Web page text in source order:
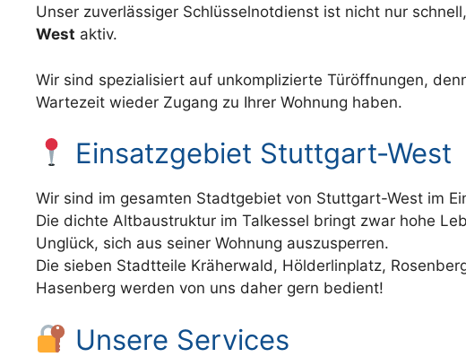
Unser zuverlässiger Schlüsselnotdienst ist nicht nur
West aktiv.
Wir sind spezialisiert auf unkomplizierte Türöffnungen,
Wartezeit wieder Zugang zu Ihrer Wohnung haben.
Einsatzgebiet Stuttgart-West
Wir sind im gesamten Stadtgebiet von Stuttgart-West im
Die dichte Altbaustruktur im Talkessel bringt zwar hohe
Unglück, sich aus seiner Wohnung auszusperren.
Die sieben Stadtteile Kräherwald, Hölderlinplatz,
Hasenberg werden von uns daher gern bedient!
Unsere Services